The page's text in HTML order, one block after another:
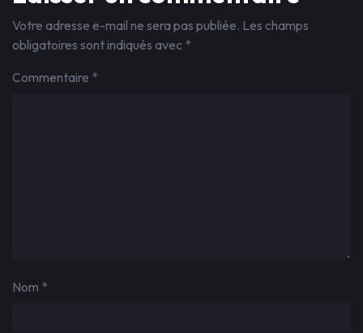
Votre adresse e-mail ne sera pas publiée. Les champs
obligatoires sont indiqués avec *
Commentaire *
Nom *